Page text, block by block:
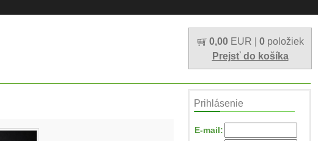
0,00 EUR | 0 položiek
Prejsť do košíka
Prihlásenie
E-mail: